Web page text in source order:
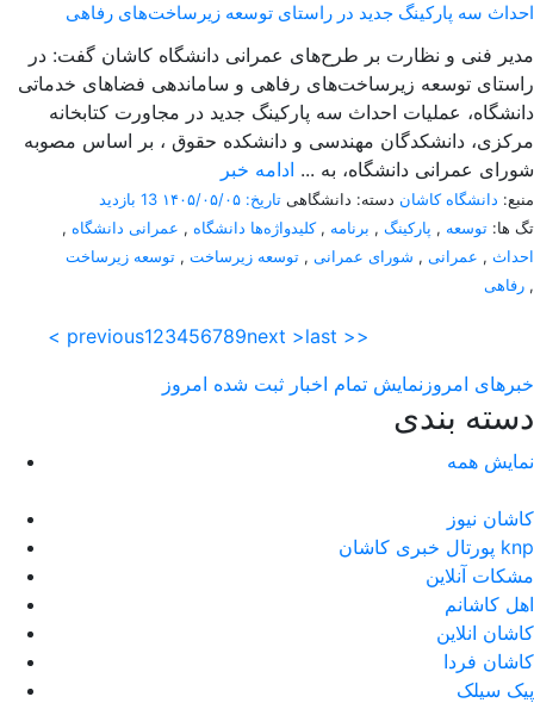
احداث سه پارکینگ جدید در راستای توسعه زیرساخت‌های رفاهی
مدیر فنی و نظارت بر طرح‌های عمرانی دانشگاه کاشان گفت: در
راستای توسعه زیرساخت‌های رفاهی و ساماندهی فضاهای خدماتی
دانشگاه، عملیات احداث سه پارکینگ جدید در مجاورت کتابخانه
مرکزی، دانشکدگان مهندسی و دانشکده حقوق ، بر اساس مصوبه
شورای عمرانی دانشگاه، به ... ادامه خبر
منبع: دانشگاه کاشان دسته: دانشگاهی تاریخ: ۱۴۰۵/۰۵/۰۵
13 بازدید
تگ ها: توسعه , پارکینگ , برنامه ,کلیدواژه‌ها دانشگاه , عمرانی دانشگاه ,
احداث , عمرانی , شورای عمرانی , توسعه زیرساخت , توسعه زیرساخت
رفاهی ,
< previous123456789next >last >>
خبرهای امروز نمایش تمام اخبار ثبت شده امروز
دسته بندی
نمایش همه
کاشان نیوز
پورتال خبری كاشان knp
مشکات آنلاین
اهل کاشانم
کاشان انلاین
کاشان فردا
پیک سیلک